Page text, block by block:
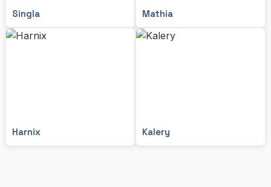
Singla Mathia
Harnix Kalery